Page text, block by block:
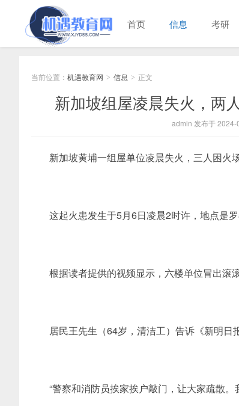
首页 信息 考研
当前位置： 机遇教育网 > 信息 > 正文
新加坡组屋凌晨失火，两
admin 发布于
新加坡黄埔一组屋单位凌晨失火，三人困火
这起火患发生于5月6日凌晨2时许，地点是罗
根据读者提供的视频显示，六楼单位冒出滚
居民王先生（64岁，清洁工）告诉《新明日
“警察和消防员挨家挨户敲门，让大家疏散。